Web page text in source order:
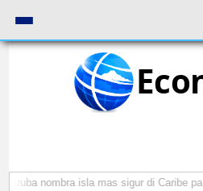
nombra isla mas sigur di Caribe pa